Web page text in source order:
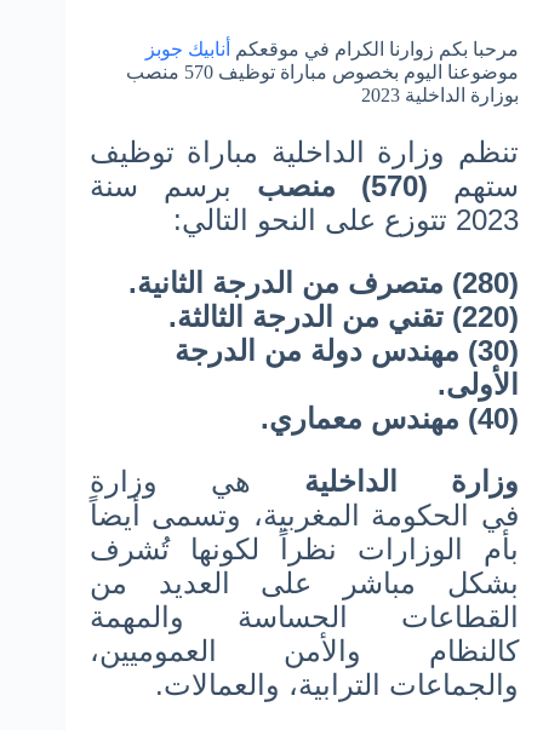
مرحبا بكم زوارنا الكرام في موقعكم
أنابيك جوبز
موضوعنا اليوم بخصوص مباراة توظيف 570 منصب
بوزارة الداخلية 2023
تنظم وزارة الداخلية مباراة توظيف
ستهم (570) منصب
برسم سنة
2023 تتوزع على النحو التالي:
(280) متصرف من الدرجة الثانية.
(220) تقني من الدرجة الثالثة.
(30) مهندس دولة من الدرجة
الأولى.
(40) مهندس معماري.
وزارة الداخلية هي وزارة
في الحكومة المغربية، وتسمى أيضاً
بأم الوزارات نظراً لكونها تُشرف
بشكل مباشر على العديد من
القطاعات الحساسة والمهمة
كالنظام والأمن العموميين،
والجماعات الترابية، والعمالات.